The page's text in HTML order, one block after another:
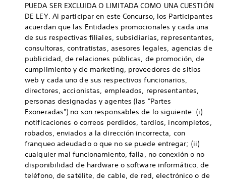
PUEDA SER EXCLUIDA O LIMITADA COMO UNA CUESTIÓN
DE LEY. Al participar en este Concurso, los Participantes
acuerdan que las Entidades promocionales y cada una
de sus respectivas filiales, subsidiarias, representantes,
consultoras, contratistas, asesores legales, agencias de
publicidad, de relaciones públicas, de promoción, de
cumplimiento y de marketing, proveedores de sitios
web y cada uno de sus respectivos funcionarios,
directores, accionistas, empleados, representantes,
personas designadas y agentes (las "Partes
Exoneradas") no son responsables de lo siguiente: (i)
notificaciones o correos perdidos, tardíos, incompletos,
robados, enviados a la dirección incorrecta, con
franqueo adeudado o que no se puede entregar; (ii)
cualquier mal funcionamiento, falla, no conexión o no
disponibilidad de hardware o software informático, de
teléfono, de satélite, de cable, de red, electrónico o de